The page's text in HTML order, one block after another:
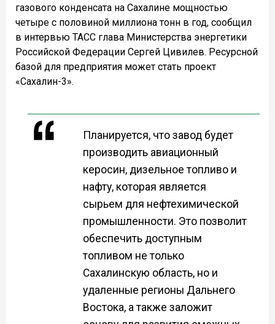
газового конденсата на Сахалине мощностью
четыре с половиной миллиона тонн в год, сообщил
в интервью ТАСС глава Министерства энергетики
Российской Федерации Сергей Цивилев. Ресурсной
базой для предприятия может стать проект
«Сахалин-3».
Планируется, что завод будет
производить авиационный
керосин, дизельное топливо и
нафту, которая является
сырьем для нефтехимической
промышленности. Это позволит
обеспечить доступным
топливом не только
Сахалинскую область, но и
удаленные регионы Дальнего
Востока, а также заложит